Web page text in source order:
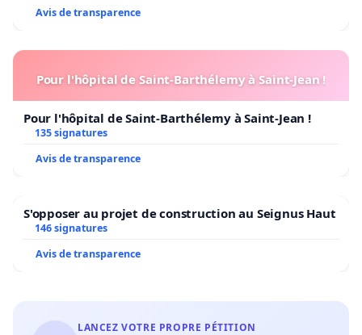
Avis de transparence
Pour l'hôpital de Saint-Barthélemy à Saint-Jean !
Pour l'hôpital de Saint-Barthélemy à Saint-Jean !
135 signatures
Avis de transparence
S'opposer au projet de construction au Seignus Haut
146 signatures
Avis de transparence
LANCEZ VOTRE PROPRE PÉTITION